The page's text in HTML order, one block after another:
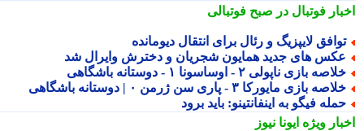
فوتبال در صبح فوتبالی
لایپزیگ و رئال برای انتقال دیومانده
های جدید همایون شجریان و دخترش وایرال شد
بازی ناپولی ۲ - اوساسونا ۱ - دوستانه باشگاهی
بازی مایورکا ۳ - پاری سن ژرمن ۰ | دوستانه باشگاهی
فیگو به اینفانتینو: باید برود
ویژهایونا نیوز